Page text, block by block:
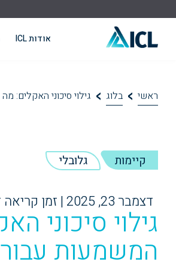
END
אודות ICL
ראשי בלוג גילוי סיכוני האקלים:
קיימות גלובלי
דצמבר 23, 2025 | זמן קריאה
גילוי סיכוני
המשמעות